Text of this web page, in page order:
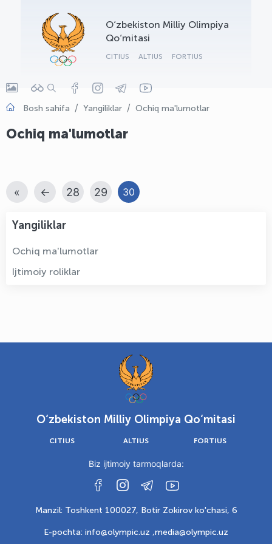
O‘zbekiston Milliy Olimpiya
Qo‘mitasi
CITIUS ALTIUS FORTIUS
Bosh sahifa Yangiliklar Ochiq ma'lumotlar
Ochiq ma'lumotlar
« ← 28 29 30
Yangiliklar
Ochiq ma'lumotlar
Ijtimoiy roliklar
O‘zbekiston Milliy Olimpiya Qo‘mitasi
CITIUS ALTIUS FORTIUS
Biz ijtimoiy tarmoqlarda:
Manzil: Toshkent 100027, Botir Zokirov ko'chasi, 6
E-pochta: info@olympic.uz ,media@olympic.uz
OLYMPCHIK AI - yordamchi
Onlayn · olympic.uz